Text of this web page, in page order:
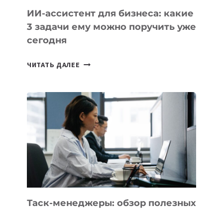
ИИ-ассистент для бизнеса: какие
3 задачи ему можно поручить уже
сегодня
ЧИТАТЬ ДАЛЕЕ ИИ-
БИЗНЕСА:
КАКИЕ
3
ЗАДАЧИ
ЕМУ
МОЖНО
ПОРУЧИТЬ
УЖЕ
Таск-менеджеры: обзор полезных